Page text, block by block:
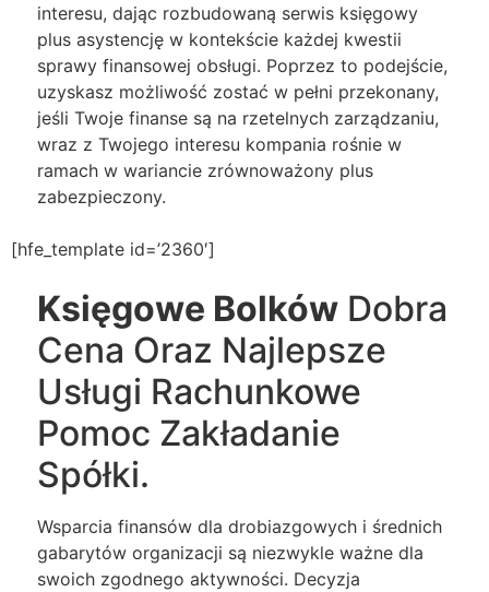
interesu, dając rozbudowaną serwis księgowy
plus asystencję w kontekście każdej kwestii
sprawy finansowej obsługi. Poprzez to podejście,
uzyskasz możliwość zostać w pełni przekonany,
jeśli Twoje finanse są na rzetelnych zarządzaniu,
wraz z Twojego interesu kompania rośnie w
ramach w wariancie zrównoważony plus
zabezpieczony.
[hfe_template id=’2360′]
Księgowe Bolków Dobra
Cena Oraz Najlepsze
Usługi Rachunkowe
Pomoc Zakładanie
Spółki.
Wsparcia finansów dla drobiazgowych i średnich
gabarytów organizacji są niezwykle ważne dla
swoich zgodnego aktywności. Decyzja